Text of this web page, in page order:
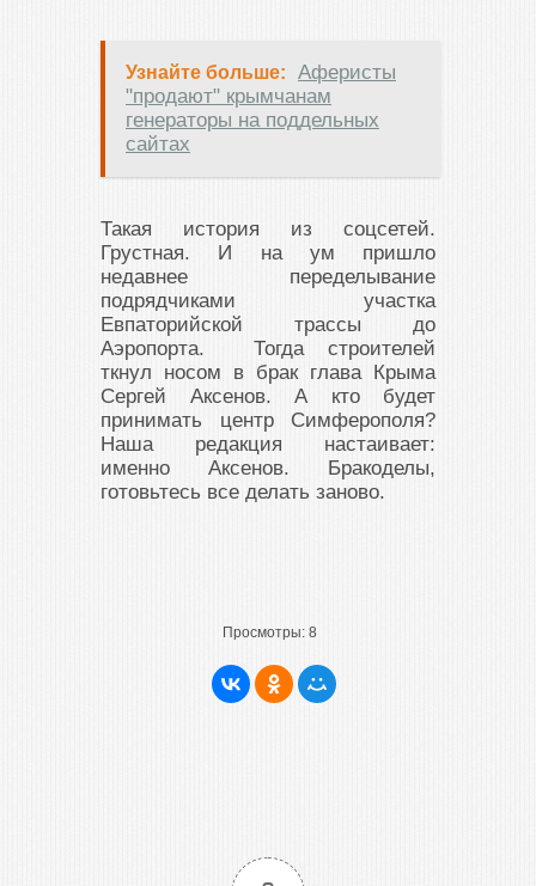
Узнайте больше:
Аферисты
"продают" крымчанам
генераторы на поддельных
сайтах
Такая история из соцсетей.
Грустная. И на ум пришло
недавнее переделывание
подрядчиками участка
Евпаторийской трассы до
Аэропорта. Тогда строителей
ткнул носом в брак глава Крыма
Сергей Аксенов. А кто будет
принимать центр Симферополя?
Наша редакция настаивает:
именно Аксенов. Бракоделы,
готовьтесь все делать заново.
Просмотры: 8